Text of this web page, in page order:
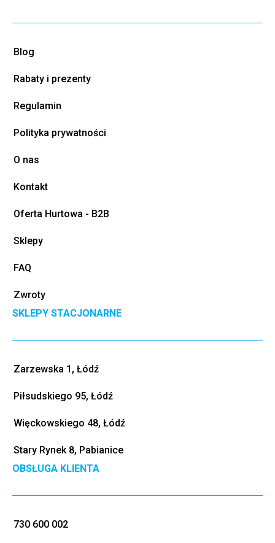
Blog
Rabaty i prezenty
Regulamin
Polityka prywatności
O nas
Kontakt
Oferta Hurtowa - B2B
Sklepy
FAQ
Zwroty
SKLEPY STACJONARNE
Zarzewska 1, Łódź
Piłsudskiego 95, Łódź
Więckowskiego 48, Łódź
Stary Rynek 8, Pabianice
OBSŁUGA KLIENTA
730 600 002